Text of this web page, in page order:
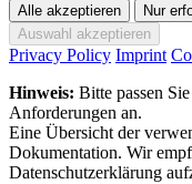
Privacy Policy Imprint
Hinweis: Bitte passen
Anforderungen an.
Eine Übersicht der
Dokumentation. Wir
Datenschutzerklärung